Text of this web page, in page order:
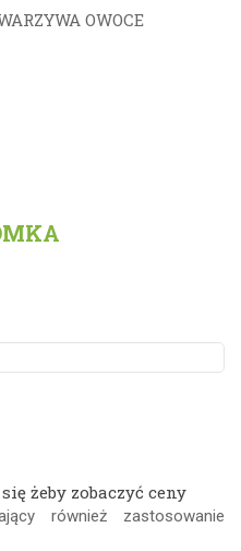
się żeby zobaczyć ceny
również zastosowanie